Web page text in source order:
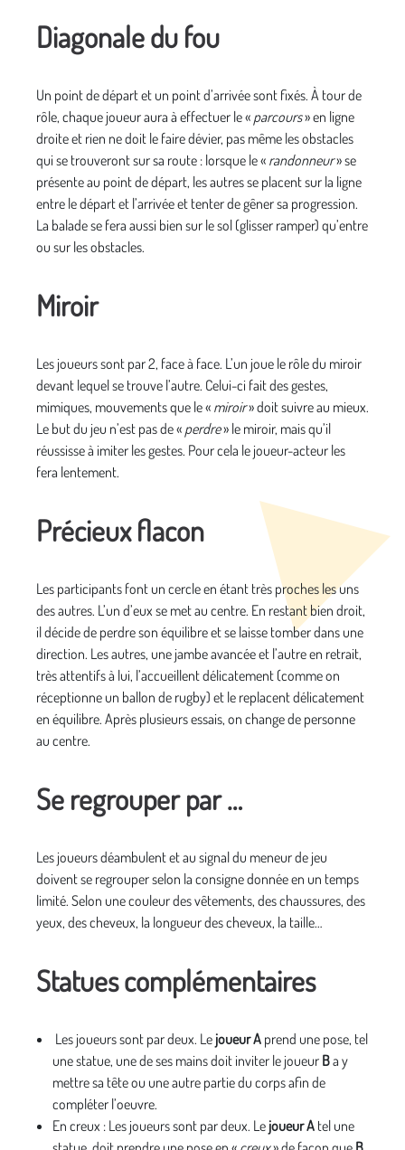
Diagonale du fou
Un point de départ et un point d’arrivée sont fixés. À tour de
rôle, chaque joueur aura à effectuer le « parcours» en ligne
droite et rien ne doit le faire dévier, pas même les obstacles
qui se trouveront sur sa route : lorsque le « randonneur» se
présente au point de départ, les autres se placent sur la ligne
entre le départ et l’arrivée et tenter de gêner sa progression.
La balade se fera aussi bien sur le sol (glisser ramper) qu’entre
ou sur les obstacles.
Miroir
Les joueurs sont par 2, face à face. L’un joue le rôle du miroir
devant lequel se trouve l’autre. Celui-ci fait des gestes,
mimiques, mouvements que le « miroir» doit suivre au mieux.
Le but du jeu n’est pas de « perdre» le miroir, mais qu’il
réussisse à imiter les gestes. Pour cela le joueur-acteur les
fera lentement.
Précieux flacon
Les participants font un cercle en étant très proches les uns
des autres. L’un d’eux se met au centre. En restant bien droit,
il décide de perdre son équilibre et se laisse tomber dans une
direction. Les autres, une jambe avancée et l’autre en retrait,
très attentifs à lui, l’accueillent délicatement (comme on
réceptionne un ballon de rugby) et le replacent délicatement
en équilibre. Après plusieurs essais, on change de personne
au centre.
Se regrouper par …
Les joueurs déambulent et au signal du meneur de jeu
doivent se regrouper selon la consigne donnée en un temps
limité. Selon une couleur des vêtements, des chaussures, des
yeux, des cheveux, la longueur des cheveux, la taille…
Statues complémentaires
Les joueurs sont par deux. Le joueur A prend une pose, tel
une statue, une de ses mains doit inviter le joueur Ba y
mettre sa tête ou une autre partie du corps afin de
compléter l’oeuvre.
En creux : Les joueurs sont par deux. Le joueur A tel une